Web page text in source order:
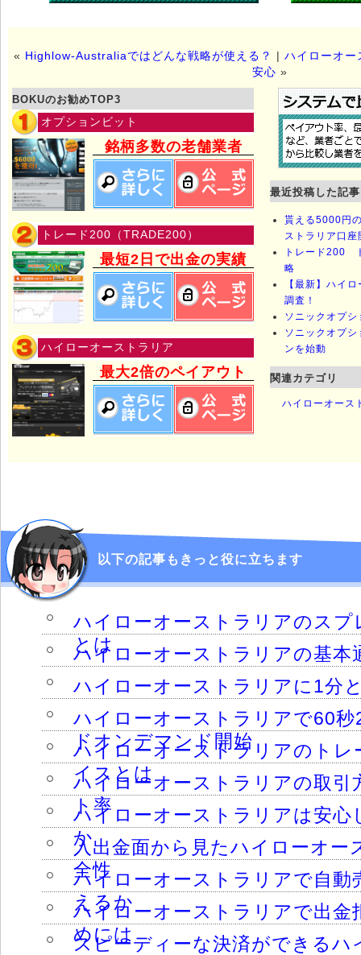
« Highlow-Australiaではどんな戦略が使える？ | ハイローオー
安心 »
BOKUのお勧めTOP3
オプションビット
銘柄多数の老舗業者
トレード200（TRADE200）
最短2日で出金の実績
ハイローオーストラリア
最大2倍のペイアウト
最近投稿した記事
貰える5000円
ストラリア口
トレード200
略
【最新】ハイ
調査！
ソニックオプ
ソニックオプ
ンを始動
関連カテゴリ
ハイローオース
以下の記事もきっと役に立ちます
ハイローオーストラリアのスプ
とは
ハイローオーストラリアの基本
ハイローオーストラリアに1分
ハイローオーストラリアで60
ドオンデマンド開始
ハイローオーストラリアのトレ
イスとは
ハイローオーストラリアの取引
ト率
ハイローオーストラリアは安心
か
入出金面から見たハイローオー
全性
ハイローオーストラリアで自動
えるか
ハイローオーストラリアで出金
めには
スピーディーな決済ができるハ